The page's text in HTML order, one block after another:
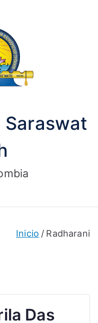
Saraswat
Inicio Radharani
Das